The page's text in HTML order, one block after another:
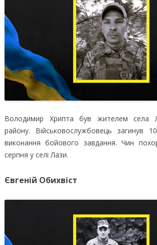
Володимир Хрипта був жителем села
району. Військовослужбовець загинув
виконання бойового завдання. Чин
серпня у селі Лази.
Євгеній Обихвіст